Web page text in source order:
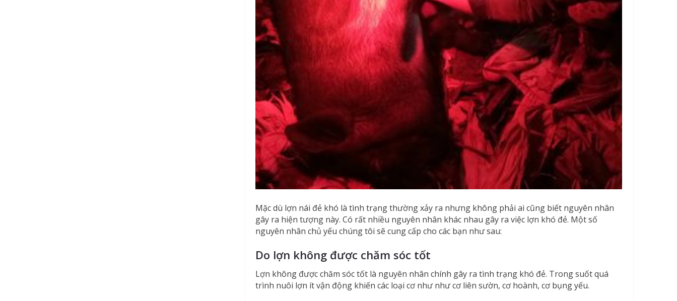
Mặc dù lợn nái đẻ khó là tình trạng thường xảy ra nhưng không phải ai cũng biết nguyên nhân
gây ra hiện tượng này. Có rất nhiều nguyên nhân khác nhau gây ra việc lợn khó đẻ. Một số
nguyên nhân chủ yếu chúng tôi sẽ cung cấp cho các bạn như sau:
Do lợn không được chăm sóc tốt
Lợn không được chăm sóc tốt là nguyên nhân chính gây ra tình trạng khó đẻ. Trong suốt quá
trình nuôi lợn ít vận động khiến các loại cơ như như cơ liên sườn, cơ hoành, cơ bụng yếu.